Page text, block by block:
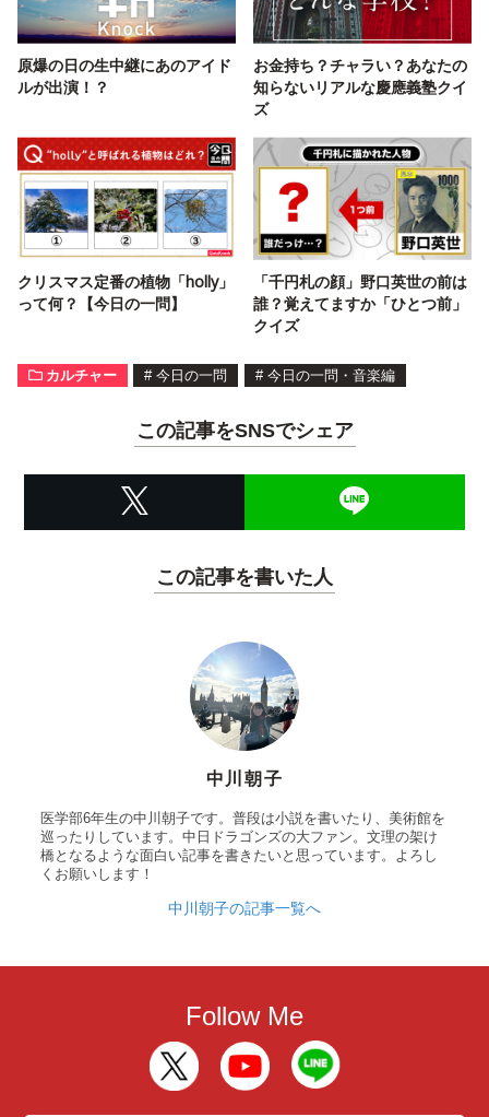
原爆の日の生中継にあのアイド
ルが出演！？
お金持ち？チャラい？あなたの
知らないリアルな慶應義塾クイ
ズ
クリスマス定番の植物「holly」
って何？【今日の一問】
「千円札の顔」野口英世の前は
誰？覚えてますか「ひとつ前」
クイズ
カルチャー # 今日の一問 # 今日の一問・音楽編
この記事をSNSでシェア
この記事を書いた人
中川朝子
医学部6年生の中川朝子です。普段は小説を書いたり、美術館を
巡ったりしています。中日ドラゴンズの大ファン。文理の架け
橋となるような面白い記事を書きたいと思っています。よろし
くお願いします！
中川朝子の記事一覧へ
Follow Me